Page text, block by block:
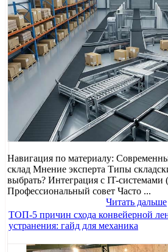
Навигация по материалу:
склад Мнение эксперта Типы
выбрать? Интеграция с IT-системами
Профессиональный совет Часто ...
Читать дальше
ТОП-5 причин схода конвейерной
устранения: гайд для механика